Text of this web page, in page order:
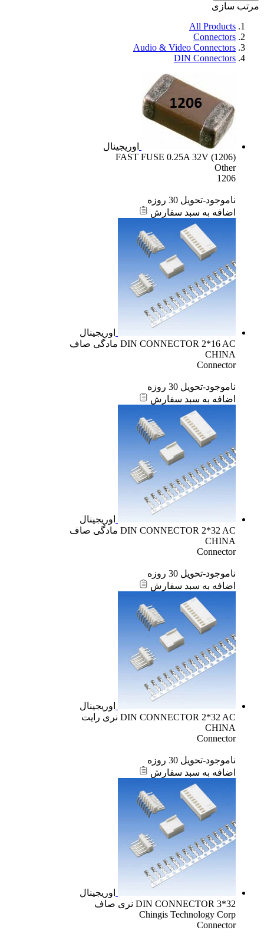
مرتب سازی
All Products
Connectors
Audio & Video Connectors
DIN Connectors
اوریجینال
FAST FUSE 0.25A 32V (1206)
Other
1206
ناموجود-تحویل 30 روزه
اضافه به سبد سفارش
اوریجینال
DIN CONNECTOR 2*16 AC مادگی صاف
CHINA
Connector
ناموجود-تحویل 30 روزه
اضافه به سبد سفارش
اوریجینال
DIN CONNECTOR 2*32 AC مادگی صاف
CHINA
Connector
ناموجود-تحویل 30 روزه
اضافه به سبد سفارش
اوریجینال
DIN CONNECTOR 2*32 AC نری رایت
CHINA
Connector
ناموجود-تحویل 30 روزه
اضافه به سبد سفارش
اوریجینال
DIN CONNECTOR 3*32 نری صاف
Chingis Technology Corp
Connector